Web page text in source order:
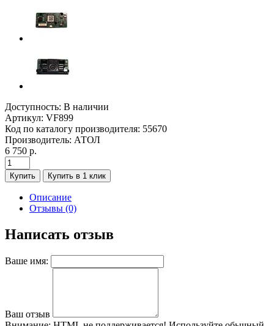
Доступность: В наличии
Артикул: VF899
Код по каталогу производителя: 55670
Производитель: АТОЛ
6 750 р.
Купить Купить в 1 клик
Описание
Отзывы (0)
Написать отзыв
Ваше имя:
Ваш отзыв